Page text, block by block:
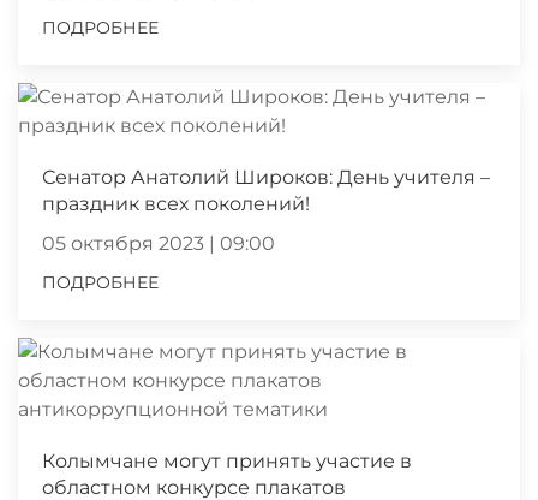
ПОДРОБНЕЕ
Сенатор Анатолий Широков: День учителя –
праздник всех поколений!
05 октября 2023 | 09:00
ПОДРОБНЕЕ
Колымчане могут принять участие в
областном конкурсе плакатов